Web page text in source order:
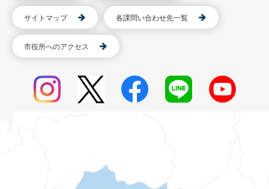
サイトマップ 各課問い合わせ先一覧
市役所へのアクセス